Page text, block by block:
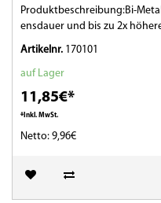
Produktbeschreibung:Bi-
ensdauer und bis zu 2x
Artikelnr. 170101
auf Lager
11,85€*
*Inkl. MwSt.
Netto: 9,96€